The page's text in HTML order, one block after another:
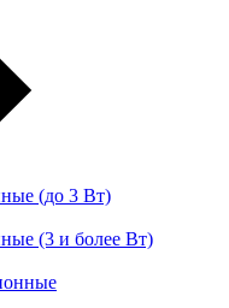
(до 3 Вт)
(3 и более Вт)